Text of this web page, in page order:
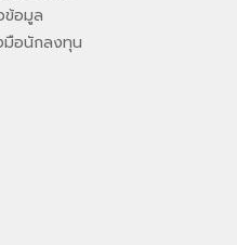
ข้อมูล
มือนักลงทุน